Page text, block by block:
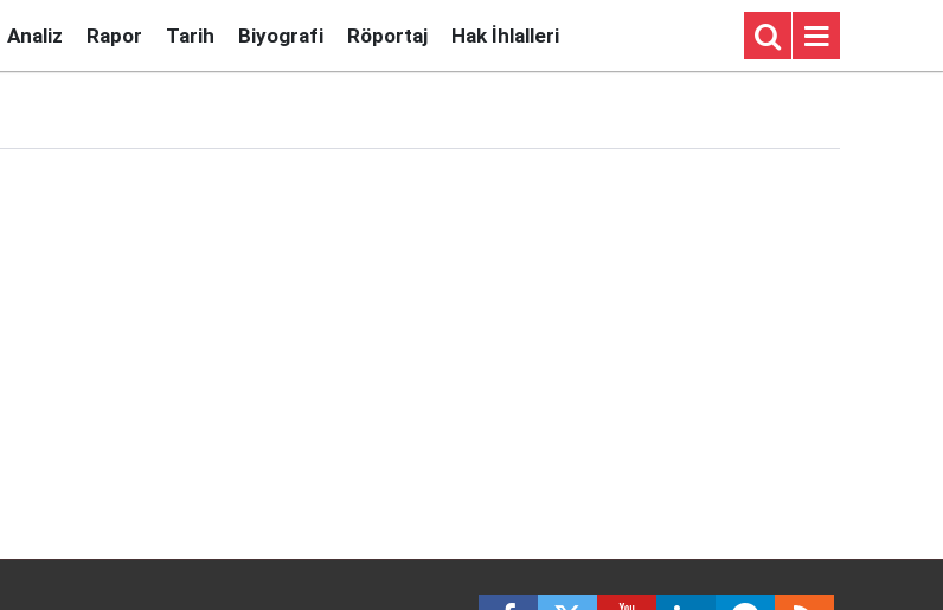
Analiz Rapor Tarih Biyografi Röportaj Hak İhlalleri